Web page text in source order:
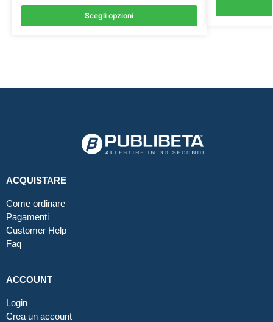
Scegli opzioni
ACQUISTARE
Come ordinare
Pagamenti
Customer Help
Faq
ACCOUNT
Login
Crea un account